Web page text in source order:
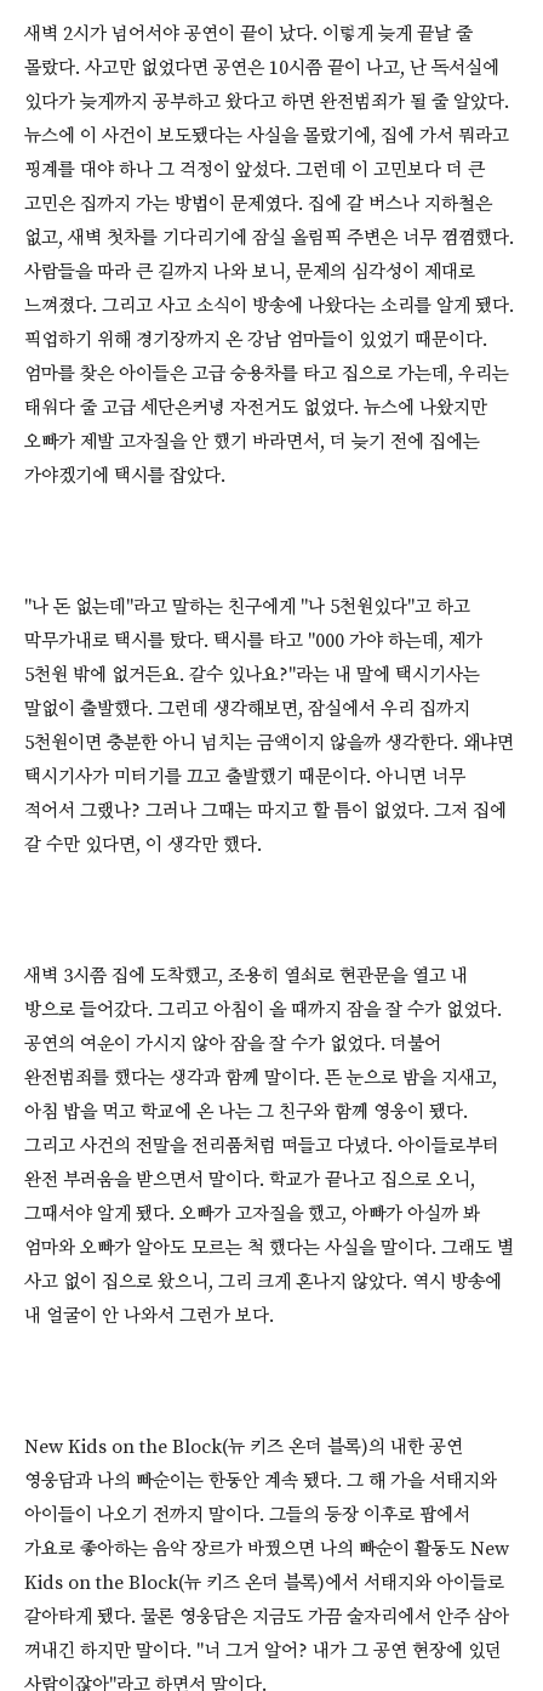
새벽 2시가 넘어서야 공연이 끝이 났다. 이렇게 늦게 끝날 줄
몰랐다. 사고만 없었다면 공연은 10시쯤 끝이 나고, 난 독서실에
있다가 늦게까지 공부하고 왔다고 하면 완전범죄가 될 줄 알았다.
뉴스에 이 사건이 보도됐다는 사실을 몰랐기에, 집에 가서 뭐라고
핑계를 대야 하나 그 걱정이 앞섰다. 그런데 이 고민보다 더 큰
고민은 집까지 가는 방법이 문제였다. 집에 갈 버스나 지하철은
없고, 새벽 첫차를 기다리기에 잠실 올림픽 주변은 너무 껌껌했다.
사람들을 따라 큰 길까지 나와 보니, 문제의 심각성이 제대로
느껴졌다. 그리고 사고 소식이 방송에 나왔다는 소리를 알게 됐다.
픽업하기 위해 경기장까지 온 강남 엄마들이 있었기 때문이다.
엄마를 찾은 아이들은 고급 승용차를 타고 집으로 가는데, 우리는
태워다 줄 고급 세단은커녕 자전거도 없었다. 뉴스에 나왔지만
오빠가 제발 고자질을 안 했기 바라면서, 더 늦기 전에 집에는
가야겠기에 택시를 잡았다.
"나 돈 없는데"라고 말하는 친구에게 "나 5천원있다"고 하고
막무가내로 택시를 탔다. 택시를 타고 "000 가야 하는데, 제가
5천원 밖에 없거든요. 갈수 있나요?"라는 내 말에 택시기사는
말없이 출발했다. 그런데 생각해보면, 잠실에서 우리 집까지
5천원이면 충분한 아니 넘치는 금액이지 않을까 생각한다. 왜냐면
택시기사가 미터기를 끄고 출발했기 때문이다. 아니면 너무
적어서 그랬나? 그러나 그때는 따지고 할 틈이 없었다. 그저 집에
갈 수만 있다면, 이 생각만 했다.
새벽 3시쯤 집에 도착했고, 조용히 열쇠로 현관문을 열고 내
방으로 들어갔다. 그리고 아침이 올 때까지 잠을 잘 수가 없었다.
공연의 여운이 가시지 않아 잠을 잘 수가 없었다. 더불어
완전범죄를 했다는 생각과 함께 말이다. 뜬 눈으로 밤을 지새고,
아침 밥을 먹고 학교에 온 나는 그 친구와 함께 영웅이 됐다.
그리고 사건의 전말을 전리품처럼 떠들고 다녔다. 아이들로부터
완전 부러움을 받으면서 말이다. 학교가 끝나고 집으로 오니,
그때서야 알게 됐다. 오빠가 고자질을 했고, 아빠가 아실까 봐
엄마와 오빠가 알아도 모르는 척 했다는 사실을 말이다. 그래도 별
사고 없이 집으로 왔으니, 그리 크게 혼나지 않았다. 역시 방송에
내 얼굴이 안 나와서 그런가 보다.
New Kids on the Block(뉴 키즈 온더 블록)의 내한 공연
영웅담과 나의 빠순이는 한동안 계속 됐다. 그 해 가을 서태지와
아이들이 나오기 전까지 말이다. 그들의 등장 이후로 팝에서
가요로 좋아하는 음악 장르가 바꿨으면 나의 빠순이 활동도 New
Kids on the Block(뉴 키즈 온더 블록)에서 서태지와 아이들로
갈아타게 됐다. 물론 영웅담은 지금도 가끔 술자리에서 안주 삼아
꺼내긴 하지만 말이다. "너 그거 알어? 내가 그 공연 현장에 있던
사람이잖아"라고 하면서 말이다.